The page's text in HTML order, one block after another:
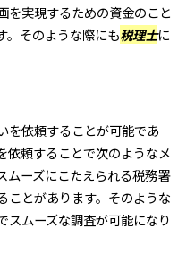
を実現するための資金のこと
。そのような際にも税理士に
を依頼することが可能であ
依頼することで次のようなメ
ムーズにこたえられる税務署
ことがあります。そのような
スムーズな調査が可能になり